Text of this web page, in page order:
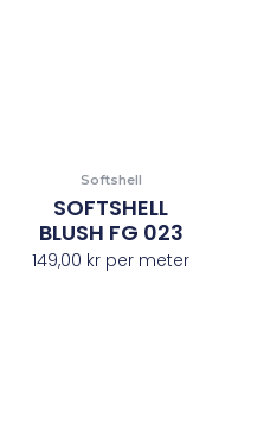
Softshell
SOFTSHELL
BLUSH FG 023
149,00 kr per meter